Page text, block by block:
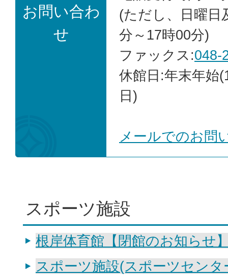
お問い合わ
せ
(ただし、日曜日
分～17時00分)
ファックス:048-
休館日:年末年始
日)
メールでのお問
スポーツ施設
根岸体育館【閉館のお知らせ
スポーツ施設(スポーツセンタ